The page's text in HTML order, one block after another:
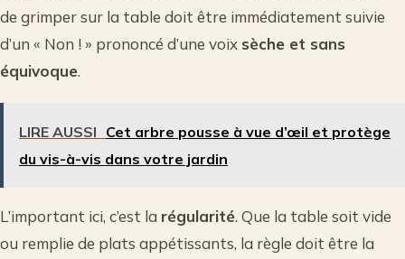
de grimper sur la table doit être immédiatement suivie
d’un « Non ! » prononcé d’une voix sèche et sans
équivoque.
LIRE AUSSI Cet arbre pousse à vue d’œil et protège
du vis-à-vis dans votre jardin
L’important ici, c’est la régularité. Que la table soit vide
ou remplie de plats appétissants, la règle doit être la